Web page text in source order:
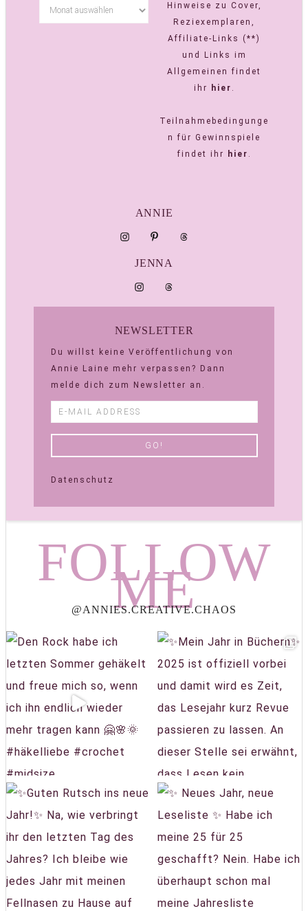
Hinweise zu Cover,
Reziexemplaren,
Affiliate-Links (**)
und Links im
Allgemeinen findet
ihr
hier .
Teilnahmebedingunge
n für Gewinnspiele
findet ihr
hier .
ANNIE
JENNA
NEWSLETTER
Du willst keine Veröffentlichung von
Annie Laine mehr verpassen? Dann
melde dich zum Newsletter an.
Datenschutz
FOLLOW
ME
@ANNIES.CREATIVE.CHAOS